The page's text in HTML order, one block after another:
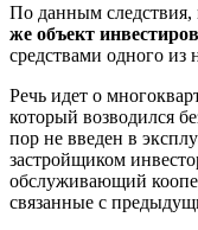
По данным
же объект
средствами одного из
Речь идет о
который возводился
пор не введен в
застройщиком
обслуживающий
связанные с